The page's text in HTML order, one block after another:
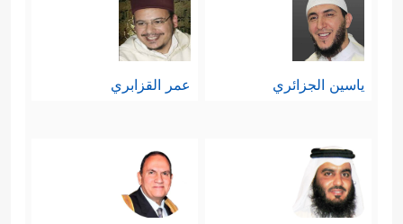
ياسين الجزائري عمر القزابري